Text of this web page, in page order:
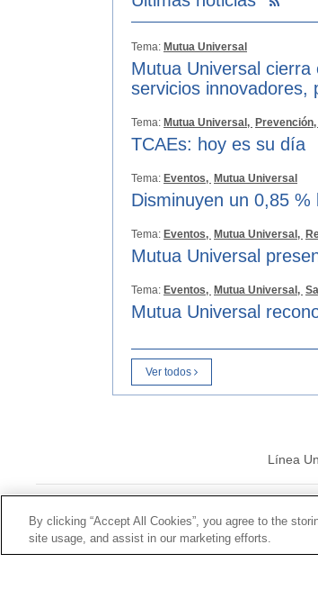
Tema: Mutua Universal
Mutua Universal
servicios innovadores,
Tema: Mutua Universal, Prevención,
TCAEs: hoy es su día
Tema: Eventos, Mutua Universal
Disminuyen un 0,85
Tema: Eventos, Mutua Universal,
Mutua Universal
Tema: Eventos, Mutua Universal,
Mutua Universal
Ver todos
Línea
By clicking “Accept All Cookies”, you agree to the
site usage, and assist in our marketing efforts.